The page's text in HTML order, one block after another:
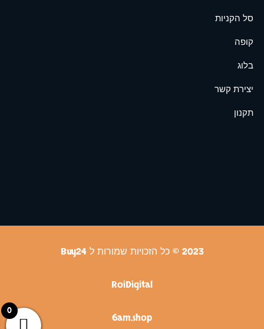
סל הקניות
קופה
בלוג
יצירת קשר
תקנון
2023 © כל הזכויות שמורות ל Buy24
RoiDigital
6am.shop
0